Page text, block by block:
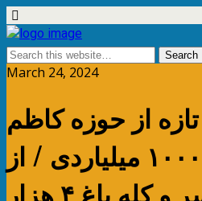
March 24, 2024
از حوزه کاظم
صدیقی و باغ ۱۰۰۰ میلیاردی / از
چه زمانی سر و کله باغ ۴ هزار